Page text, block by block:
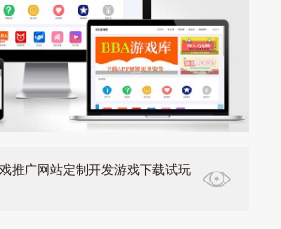
推广网站定制开发游戏下载试玩